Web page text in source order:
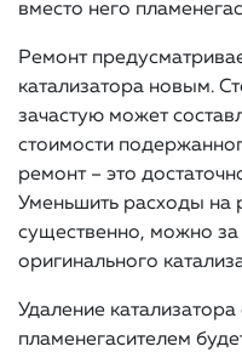
вместо него
Ремонт
катализатора новым.
зачастую может
стоимости
ремонт – это
Уменьшить расходы на
существенно, можно за
оригинального
Удаление
пламенегасителем